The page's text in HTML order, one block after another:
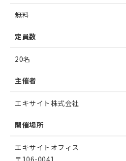
無料
定員数
20名
主催者
エキサイト株式会社
開催場所
エキサイトオフィス